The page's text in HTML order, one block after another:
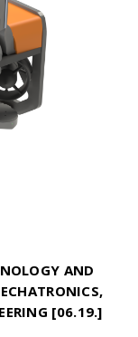
AND
[06.19.]